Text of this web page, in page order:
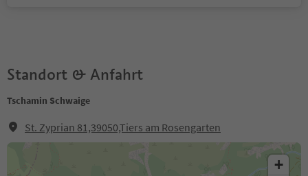
Standort & Anfahrt
Tschamin Schwaige
St. Zyprian 81,39050,Tiers am Rosengarten
+